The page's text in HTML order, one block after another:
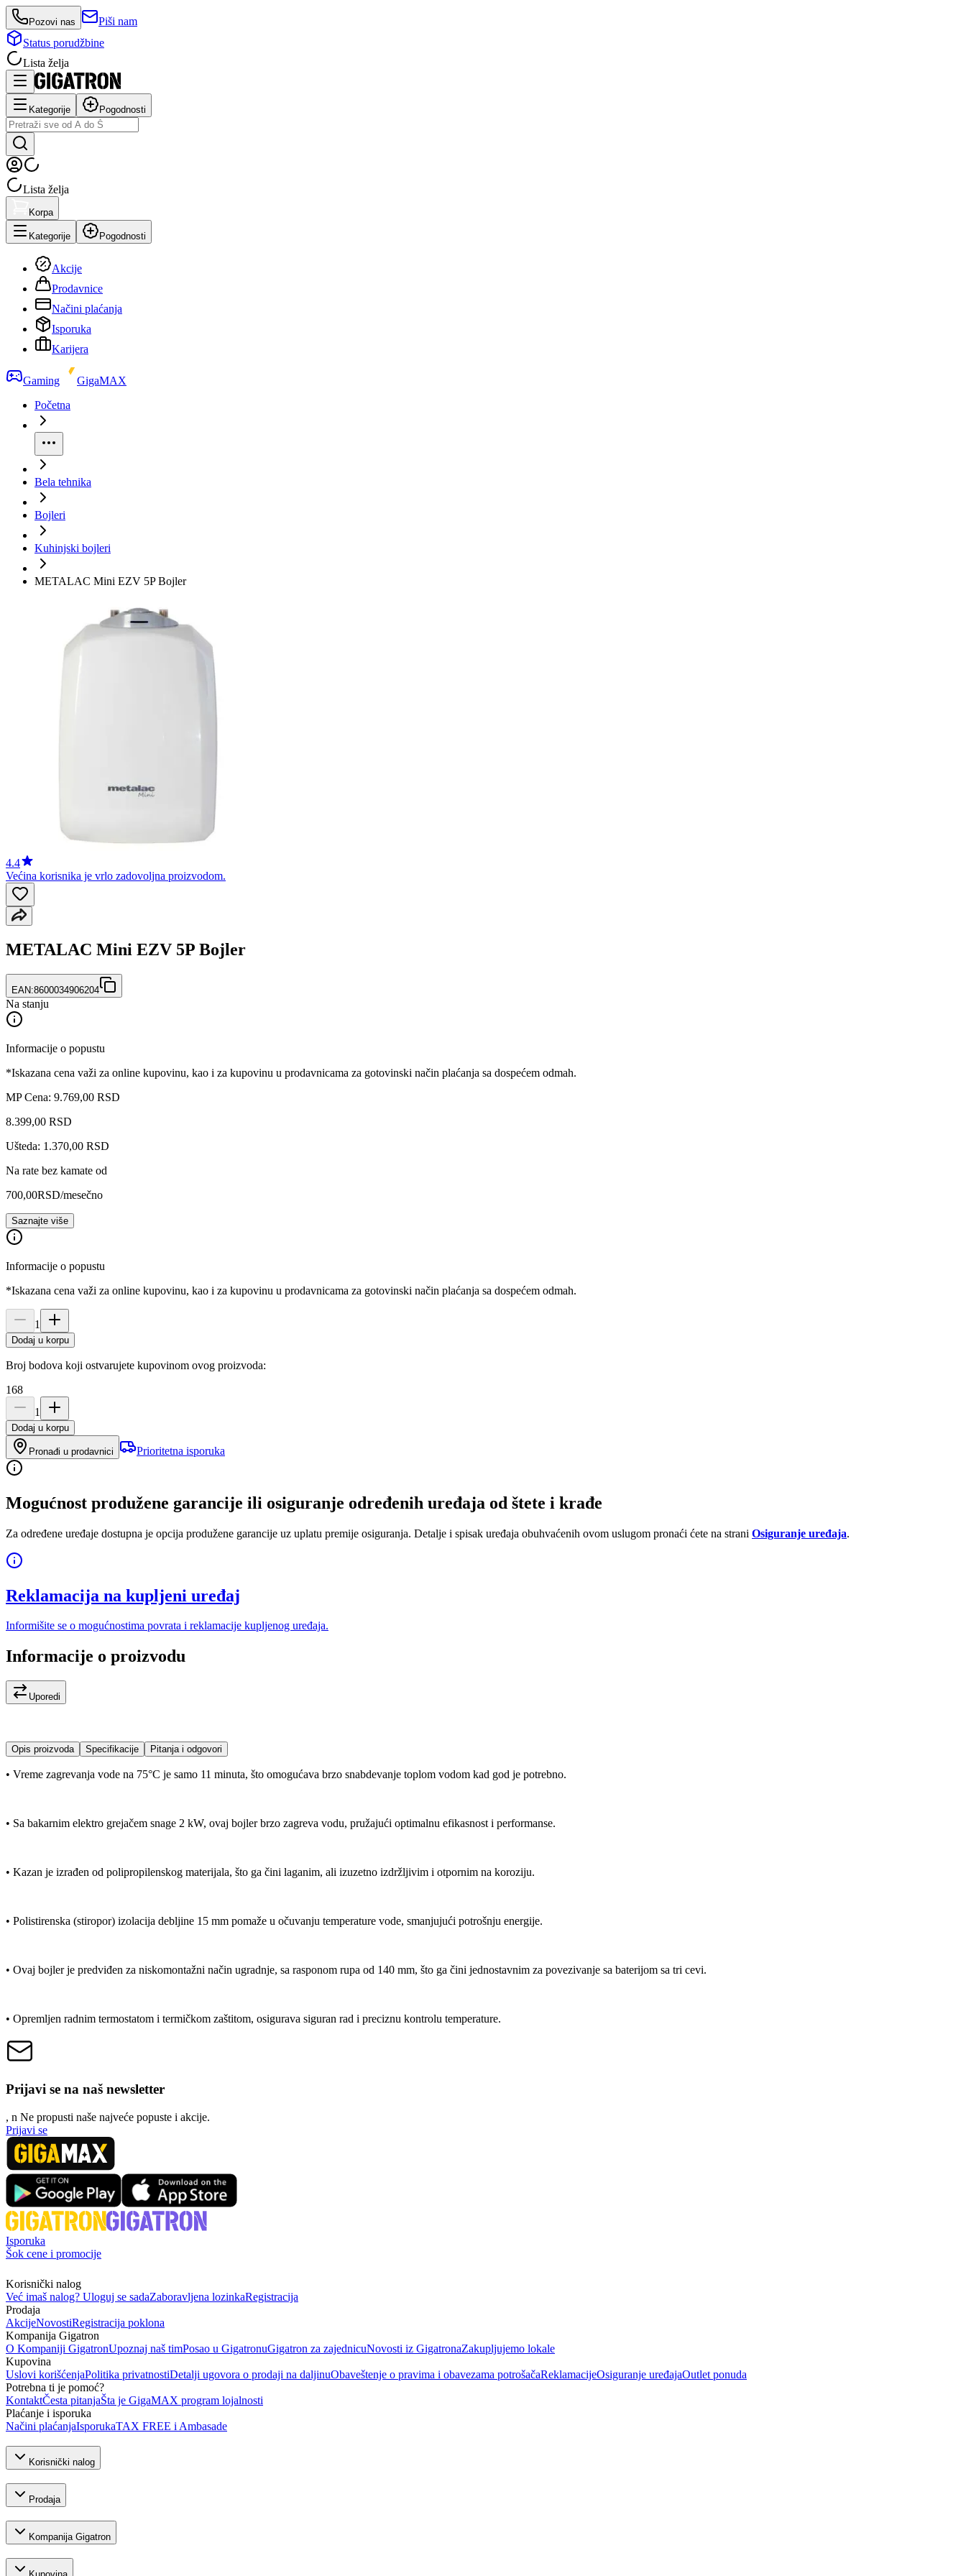
Pozovi nas
Piši nam
Status porudžbine
Lista želja
Kategorije Pogodnosti
Lista želja
Korpa
Kategorije Pogodnosti
Akcije
Prodavnice
Načini plaćanja
Isporuka
Karijera
Gaming
GigaMAX
Početna
Bela tehnika
Bojleri
Kuhinjski bojleri
METALAC Mini EZV 5P Bojler
4.4
Većina korisnika je vrlo zadovoljna proizvodom.
METALAC Mini EZV 5P Bojler
EAN:8600034906204
Na stanju
Informacije o popustu
*Iskazana cena važi za online kupovinu, kao i za kupovinu u prodavnicama za gotovinski način plaćanja sa dospećem odmah.
MP Cena: 9.769,00 RSD
8.399,00 RSD
Ušteda: 1.370,00 RSD
Na rate bez kamate od
700,00RSD/mesečno
Saznajte više
Informacije o popustu
*Iskazana cena važi za online kupovinu, kao i za kupovinu u prodavnicama za gotovinski način plaćanja sa dospećem odmah.
1
Dodaj u korpu
Broj bodova koji ostvarujete kupovinom ovog proizvoda:
168
1
Dodaj u korpu
Pronađi u prodavnici Prioritetna isporuka
Mogućnost produžene garancije ili osiguranje određenih uređaja od štete i krađe
Za određene uređaje dostupna je opcija produžene garancije uz uplatu premije osiguranja. Detalje i spisak uređaja obuhvaćenih ovom uslugom pronaći ćete na strani Osiguranje uređaja.
Reklamacija na kupljeni uređaj
Informišite se o mogućnostima povrata i reklamacije kupljenog uređaja.
Informacije o proizvodu
Uporedi
Opis proizvoda Specifikacije Pitanja i odgovori
• Vreme zagrevanja vode na 75°C je samo 11 minuta, što omogućava brzo snabdevanje toplom vodom kad god je potrebno.
• Sa bakarnim elektro grejačem snage 2 kW, ovaj bojler brzo zagreva vodu, pružajući optimalnu efikasnost i performanse.
• Kazan je izrađen od polipropilenskog materijala, što ga čini laganim, ali izuzetno izdržljivim i otpornim na koroziju.
• Polistirenska (stiropor) izolacija debljine 15 mm pomaže u očuvanju temperature vode, smanjujući potrošnju energije.
• Ovaj bojler je predviđen za niskomontažni način ugradnje, sa rasponom rupa od 140 mm, što ga čini jednostavnim za povezivanje sa baterijom sa tri cevi.
• Opremljen radnim termostatom i termičkom zaštitom, osigurava siguran rad i preciznu kontrolu temperature.
Prijavi se na naš newsletter
, n Ne propusti naše najveće popuste i akcije.
Prijavi se
Isporuka
Šok cene i promocije
Korisnički nalog
Već imaš nalog? Uloguj se sadaZaboravljena lozinkaRegistracija
Prodaja
AkcijeNovostiRegistracija poklona
Kompanija Gigatron
O Kompaniji GigatronUpoznaj naš timPosao u GigatronuGigatron za zajednicuNovosti iz GigatronaZakupljujemo lokale
Kupovina
Uslovi korišćenjaPolitika privatnostiDetalji ugovora o prodaji na daljinuObaveštenje o pravima i obavezama potrošačaReklamacijeOsiguranje uređajaOutlet ponuda
Potrebna ti je pomoć?
KontaktČesta pitanjaŠta je GigaMAX program lojalnosti
Plaćanje i isporuka
Načini plaćanjaIsporukaTAX FREE i Ambasade
Korisnički nalog
Prodaja
Kompanija Gigatron